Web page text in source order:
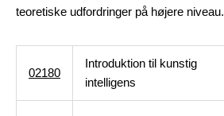
teoretiske udfordringer på højere niveau.
02180
Introduktion til kunstig
intelligens